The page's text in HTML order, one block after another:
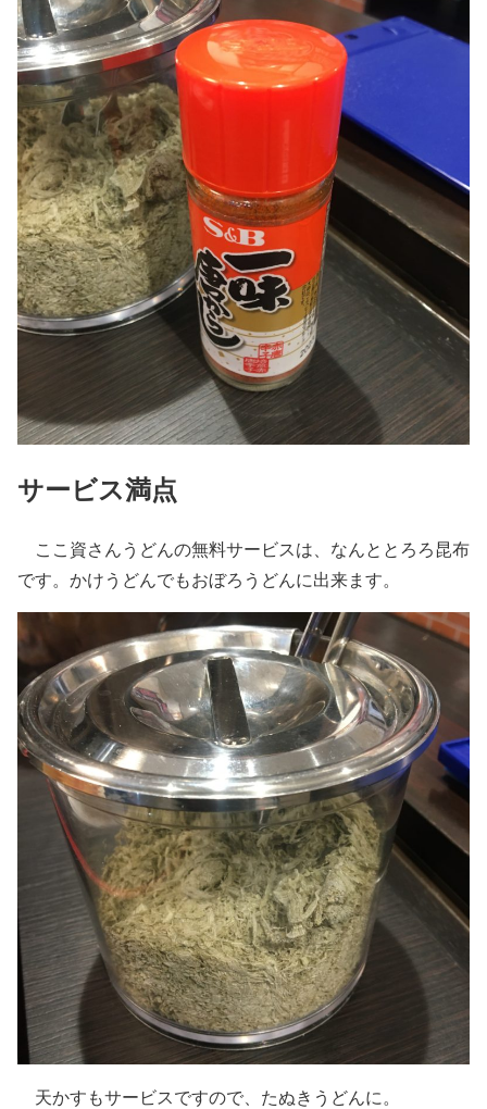
サービス満点
ここ資さんうどんの無料サービスは、なんととろろ昆布
です。かけうどんでもおぼろうどんに出来ます。
天かすもサービスですので、たぬきうどんに。